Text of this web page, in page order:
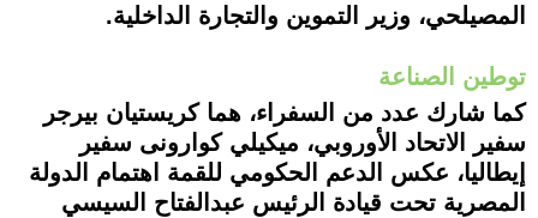
المصيلحي، وزير التموين والتجارة الداخلية.
توطين الصناعة
كما شارك عدد من السفراء، هما كريستيان بيرجر
سفير الاتحاد الأوروبي، ميكيلي كوارونى سفير
إيطاليا، عكس الدعم الحكومي للقمة اهتمام الدولة
المصرية تحت قيادة الرئيس عبدالفتاح السيسي